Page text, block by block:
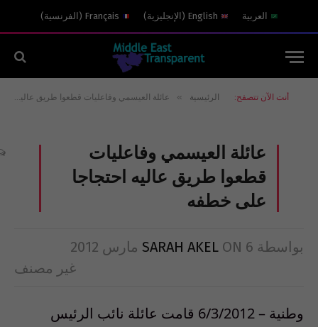
العربية English
( الإنجليزية)
Français
( الفرنسية)
أنت الآن تتصفح: الرئيسية » عائلة العيسمي وفاعليات قطعوا طريق عاليه احتجاجا على خطفه
عائلة العيسمي وفاعليات
قطعوا طريق عاليه احتجاجا
على خطفه
بواسطة SARAH AKEL ON 6 مارس 2012
غير مصنف
وطنية – 6/3/2012 قامت عائلة نائب الرئيس